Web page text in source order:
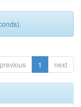
previous 1 next